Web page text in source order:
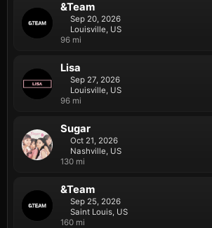
&Team
Sep 20, 2026
Louisville, US
96 mi
Lisa
Sep 27, 2026
Louisville, US
96 mi
Sugar
Oct 21, 2026
Nashville, US
130 mi
&Team
Sep 25, 2026
Saint Louis, US
160 mi